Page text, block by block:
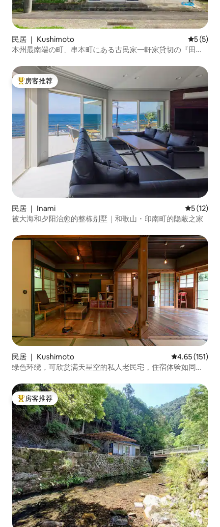
民居 ｜ Kushimoto 平均评分
5 (5)
本州最南端の町、串本町にある古民家一軒家貸切の『田並
热门「房客推荐」
房客推荐
民居 ｜ Inami 平均评分
5 (12)
被大海和夕阳治愈的整栋别墅｜和歌山・印南町的隐蔽之家
民居 ｜ Kushimoto 平均评分 4.65
4.65 (151)
绿色环绕，可欣赏满天星空的私人老民宅，住宿体验如同居
热门「房客推荐」
房客推荐